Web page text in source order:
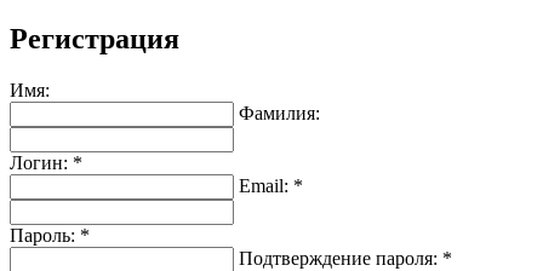
Регистрация
Имя:
Фамилия:
Логин: *
Email: *
Пароль: *
Подтверждение пароля: *